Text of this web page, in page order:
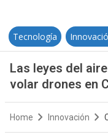
Tecnología
Las leyes del
volar drones en
Home Innovación